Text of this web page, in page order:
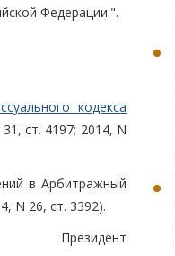
Федерации.".
кодекса
ст. 4197; 2014, N
в Арбитражный
N 26, ст. 3392).
Президент